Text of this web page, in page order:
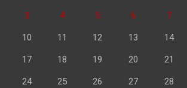
3 4 5 6 7
10 11 12 13 14
17 18 19 20 21
24 25 26 27 28